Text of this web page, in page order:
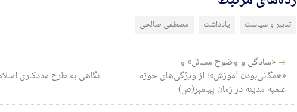
تدبیر و سیاست یادداشت مصطفی صالحی
راه‌بری نوشته
→ «سادگی و وضوح مسائل» و
«همگانی‌بودن آموزش»؛ از ویژگی‌های حوزه
علمیه مدینه در زمان پیامبر(ص)
نگاهی به طرح مددکاری